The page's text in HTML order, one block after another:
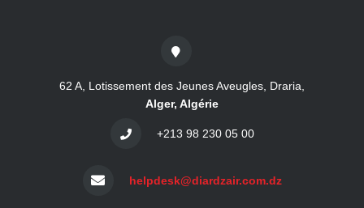
62 A, Lotissement des Jeunes Aveugles, Draria,
Alger, Algérie
+213 98 230 05 00
helpdesk@diardzair.com.dz